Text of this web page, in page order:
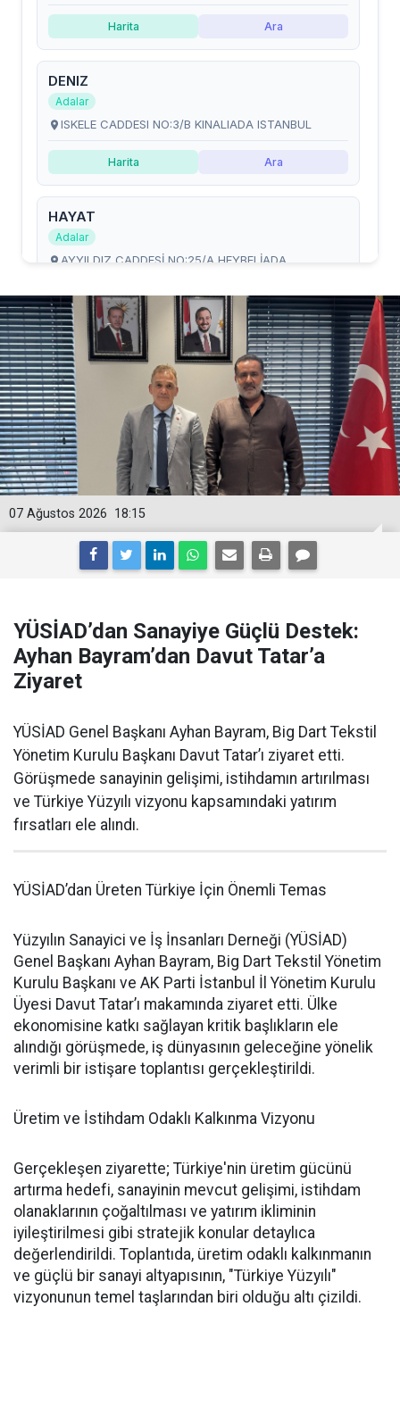
18:15
07 Ağustos 2026
YÜSİAD’dan Sanayiye Güçlü Destek:
Ayhan Bayram’dan Davut Tatar’a
Ziyaret
YÜSİAD Genel Başkanı Ayhan Bayram, Big Dart Tekstil
Yönetim Kurulu Başkanı Davut Tatar’ı ziyaret etti.
Görüşmede sanayinin gelişimi, istihdamın artırılması
ve Türkiye Yüzyılı vizyonu kapsamındaki yatırım
fırsatları ele alındı.
YÜSİAD’dan Üreten Türkiye İçin Önemli Temas
Yüzyılın Sanayici ve İş İnsanları Derneği (YÜSİAD)
Genel Başkanı Ayhan Bayram, Big Dart Tekstil Yönetim
Kurulu Başkanı ve AK Parti İstanbul İl Yönetim Kurulu
Üyesi Davut Tatar’ı makamında ziyaret etti. Ülke
ekonomisine katkı sağlayan kritik başlıkların ele
alındığı görüşmede, iş dünyasının geleceğine yönelik
verimli bir istişare toplantısı gerçekleştirildi.
Üretim ve İstihdam Odaklı Kalkınma Vizyonu
Gerçekleşen ziyarette; Türkiye'nin üretim gücünü
artırma hedefi, sanayinin mevcut gelişimi, istihdam
olanaklarının çoğaltılması ve yatırım ikliminin
iyileştirilmesi gibi stratejik konular detaylıca
değerlendirildi. Toplantıda, üretim odaklı kalkınmanın
ve güçlü bir sanayi altyapısının, "Türkiye Yüzyılı"
vizyonunun temel taşlarından biri olduğu altı çizildi.